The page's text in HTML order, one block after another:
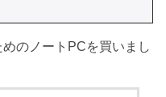
のノートPCを買いまし